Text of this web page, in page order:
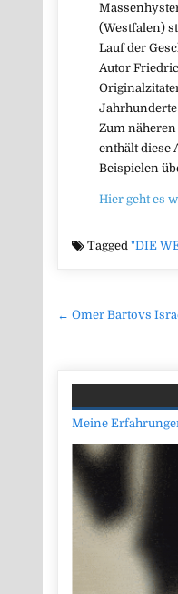
(Westfalen)
Lauf der
Autor
Jahrhunderte
Zum
enthält diese
Beispielen
Hier geht es
Tagged"DIE
← Omer Bartovs
Meine